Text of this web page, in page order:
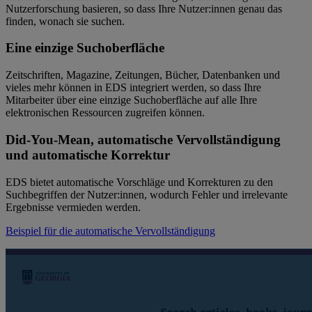
Nutzerforschung basieren, so dass Ihre Nutzer:innen genau das
finden, wonach sie suchen.
Eine einzige Suchoberfläche
Zeitschriften, Magazine, Zeitungen, Bücher, Datenbanken und
vieles mehr können in EDS integriert werden, so dass Ihre
Mitarbeiter über eine einzige Suchoberfläche auf alle Ihre
elektronischen Ressourcen zugreifen können.
Did-You-Mean, automatische Vervollständigung
und automatische Korrektur
EDS bietet automatische Vorschläge und Korrekturen zu den
Suchbegriffen der Nutzer:innen, wodurch Fehler und irrelevante
Ergebnisse vermieden werden.
Beispiel für die automatische Vervollständigung